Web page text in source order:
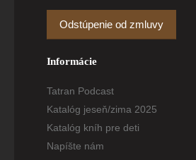
Odstúpenie od zmluvy
Informácie
Tatran Podcast
Katalóg jeseň/zima 2025
Katalóg kníh pre deti
Napíšte nám